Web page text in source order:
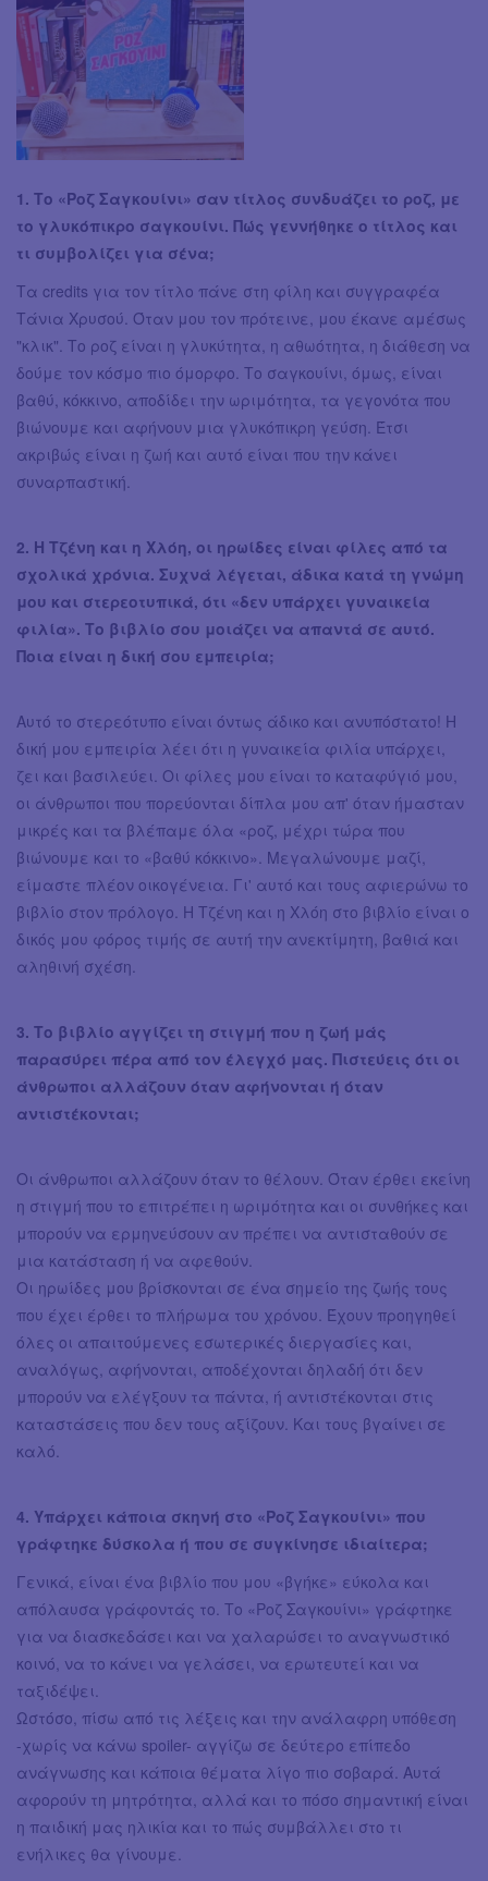
1. Το «Ροζ Σαγκουίνι» σαν τίτλος συνδυάζει το ροζ, με
το γλυκόπικρο σαγκουίνι. Πώς γεννήθηκε ο τίτλος και
τι συμβολίζει για σένα;
Τα credits για τον τίτλο πάνε στη φίλη και συγγραφέα
Τάνια Χρυσού. Όταν μου τον πρότεινε, μου έκανε αμέσως
"κλικ". Το ροζ είναι η γλυκύτητα, η αθωότητα, η διάθεση να
δούμε τον κόσμο πιο όμορφο. Το σαγκουίνι, όμως, είναι
βαθύ, κόκκινο, αποδίδει την ωριμότητα, τα γεγονότα που
βιώνουμε και αφήνουν μια γλυκόπικρη γεύση. Έτσι
ακριβώς είναι η ζωή και αυτό είναι που την κάνει
συναρπαστική.
2. Η Τζένη και η Χλόη, οι ηρωίδες είναι φίλες από τα
σχολικά χρόνια. Συχνά λέγεται, άδικα κατά τη γνώμη
μου και στερεοτυπικά, ότι «δεν υπάρχει γυναικεία
φιλία». Το βιβλίο σου μοιάζει να απαντά σε αυτό.
Ποια είναι η δική σου εμπειρία;
​Αυτό το στερεότυπο είναι όντως άδικο και ανυπόστατο! Η
δική μου εμπειρία λέει ότι η γυναικεία φιλία υπάρχει,
ζει και βασιλεύει. Οι φίλες μου είναι το καταφύγιό μου,
οι άνθρωποι που πορεύονται δίπλα μου απ' όταν ήμασταν
μικρές και τα βλέπαμε όλα «ροζ, μέχρι τώρα που
βιώνουμε και το «βαθύ κόκκινο». Μεγαλώνουμε μαζί,
είμαστε πλέον οικογένεια. Γι' αυτό και τους αφιερώνω το
βιβλίο στον πρόλογο. Η Τζένη και η Χλόη στο βιβλίο είναι ο
δικός μου φόρος τιμής σε αυτή την ανεκτίμητη, βαθιά και
αληθινή σχέση.
3. Το βιβλίο αγγίζει τη στιγμή που η ζωή μάς
παρασύρει πέρα από τον έλεγχό μας. Πιστεύεις ότι οι
άνθρωποι αλλάζουν όταν αφήνονται ή όταν
αντιστέκονται;
​Οι άνθρωποι αλλάζουν όταν το θέλουν. Όταν έρθει εκείνη
η στιγμή που το επιτρέπει η ωριμότητα και οι συνθήκες και
μπορούν να ερμηνεύσουν αν πρέπει να αντισταθούν σε
μια κατάσταση ή να αφεθούν.
​Οι ηρωίδες μου βρίσκονται σε ένα σημείο της ζωής τους
που έχει έρθει το πλήρωμα του χρόνου. Έχουν προηγηθεί
όλες οι απαιτούμενες εσωτερικές διεργασίες και,
αναλόγως, αφήνονται, αποδέχονται δηλαδή ότι δεν
μπορούν να ελέγξουν τα πάντα, ή αντιστέκονται στις
καταστάσεις που δεν τους αξίζουν. Και τους βγαίνει σε
καλό.
​4. Υπάρχει κάποια σκηνή στο «Ροζ Σαγκουίνι» που
γράφτηκε δύσκολα ή που σε συγκίνησε ιδιαίτερα;
Γενικά, είναι ένα βιβλίο που μου «βγήκε» εύκολα και
απόλαυσα γράφοντάς το. Το «Ροζ Σαγκουίνι» γράφτηκε
για να διασκεδάσει και να χαλαρώσει το αναγνωστικό
κοινό, να το κάνει να γελάσει, να ερωτευτεί και να
ταξιδέψει.
Ωστόσο, πίσω από τις λέξεις και την ανάλαφρη υπόθεση
-χωρίς να κάνω spoiler- αγγίζω σε δεύτερο επίπεδο
ανάγνωσης και κάποια θέματα λίγο πιο σοβαρά. Αυτά
αφορούν τη μητρότητα, αλλά και το πόσο σημαντική είναι
η παιδική μας ηλικία και το πώς συμβάλλει στο τι
ενήλικες θα γίνουμε.